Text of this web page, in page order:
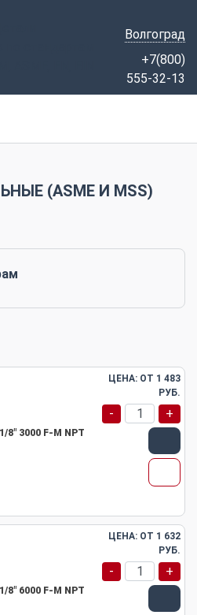
Волгоград
+7(800)
555-32-13
(ASME И MSS)
8" 3000 F-M NPT
ЦЕНА: ОТ 1 483
РУБ.
- +
8" 6000 F-M NPT
ЦЕНА: ОТ 1 632
РУБ.
- +